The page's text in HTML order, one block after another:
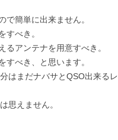
簡単に出来ません。
すべき。
アンテナを用意すべき。
すべき、と思います。
はまだナバサとQSO出来る
思えません。